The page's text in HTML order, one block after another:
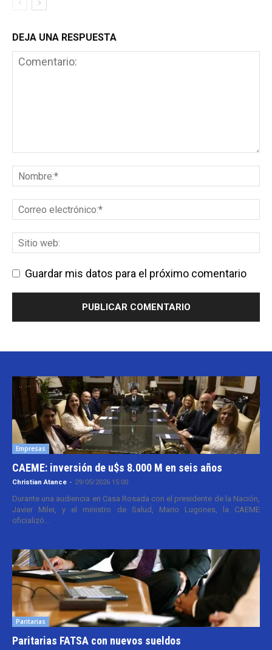
DEJA UNA RESPUESTA
Guardar mis datos para el próximo comentario
Empresas
CAEME: inversión de u$s 8.000 M en seis años
Christian Atance - 29/05/2026 15:00
Durante una audiencia en Casa Rosada con el presidente de la Nación,
Javier Milei, y el ministro de Salud, Mario Lugones, la CAEME
oficializó...
Paritarias
Paritarias FATSA con nuevos sueldos